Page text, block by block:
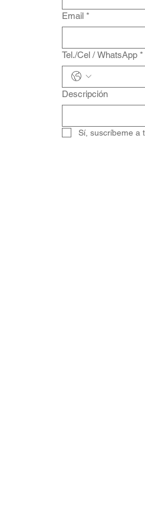
1.2 x 14 cm Bolígrafo / 6
15.5 x 10.5 cm.
16.3 x 22 cm
16.4 x 6.7 cm
16.5 x 10.8 cm.
18 x 20 cm
Email *
Tel./Cel / WhatsApp *
Descripción
Sí, suscríbeme a